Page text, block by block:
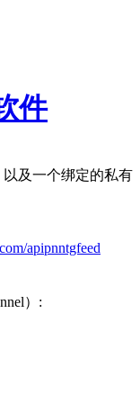
件
及一个绑定的私有
apipnntgfeed
）: